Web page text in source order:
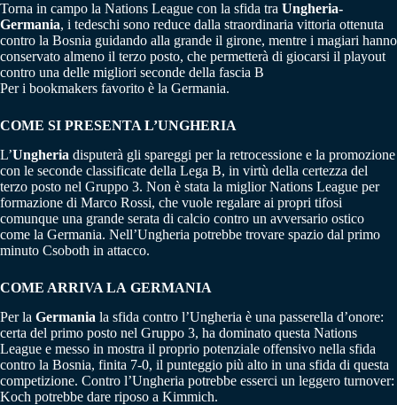
Torna in campo la Nations League con la sfida tra Ungheria-
Germania, i tedeschi sono reduce dalla straordinaria vittoria ottenuta
contro la Bosnia guidando alla grande il girone, mentre i magiari hanno
conservato almeno il terzo posto, che permetterà di giocarsi il playout
contro una delle migliori seconde della fascia B
Per i bookmakers favorito è la Germania.
COME SI PRESENTA L’UNGHERIA
L’Ungheria disputerà gli spareggi per la retrocessione e la promozione
con le seconde classificate della Lega B, in virtù della certezza del
terzo posto nel Gruppo 3. Non è stata la miglior Nations League per
formazione di Marco Rossi, che vuole regalare ai propri tifosi
comunque una grande serata di calcio contro un avversario ostico
come la Germania. Nell’Ungheria potrebbe trovare spazio dal primo
minuto Csoboth in attacco.
COME ARRIVA LA GERMANIA
Per la Germania la sfida contro l’Ungheria è una passerella d’onore:
certa del primo posto nel Gruppo 3, ha dominato questa Nations
League e messo in mostra il proprio potenziale offensivo nella sfida
contro la Bosnia, finita 7-0, il punteggio più alto in una sfida di questa
competizione. Contro l’Ungheria potrebbe esserci un leggero turnover:
Koch potrebbe dare riposo a Kimmich.